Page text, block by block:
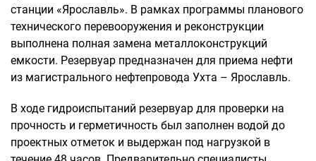
станции «Ярославль». В рамках программы планового
технического перевооружения и реконструкции
выполнена полная замена металлоконструкций
емкости. Резервуар предназначен для приема нефти
из магистрального нефтепровода Ухта – Ярославль.
В ходе гидроиспытаний резервуар для проверки на
прочность и герметичность был заполнен водой до
проектных отметок и выдержан под нагрузкой в